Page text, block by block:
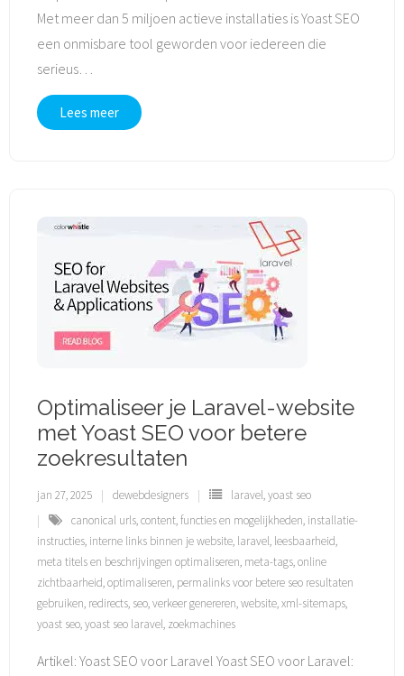
Met meer dan 5 miljoen actieve installaties is Yoast SEO
een onmisbare tool geworden voor iedereen die
serieus…
Lees meer
Optimaliseer je Laravel-website
met Yoast SEO voor betere
zoekresultaten
jan 27, 2025 dewebdesigners laravel,yoast seo
canonical urls,content,functies en mogelijkheden, installatie-
instructies, interne links binnen je website, laravel, leesbaarheid,
meta titels en beschrijvingen optimaliseren, meta-tags,online
zichtbaarheid,optimaliseren, permalinks voor betere seo resultaten
gebruiken, redirects, seo,verkeer genereren,website,xml-sitemaps,
yoast seo,yoast seo laravel, zoekmachines
Artikel: Yoast SEO voor Laravel Yoast SEO voor Laravel: